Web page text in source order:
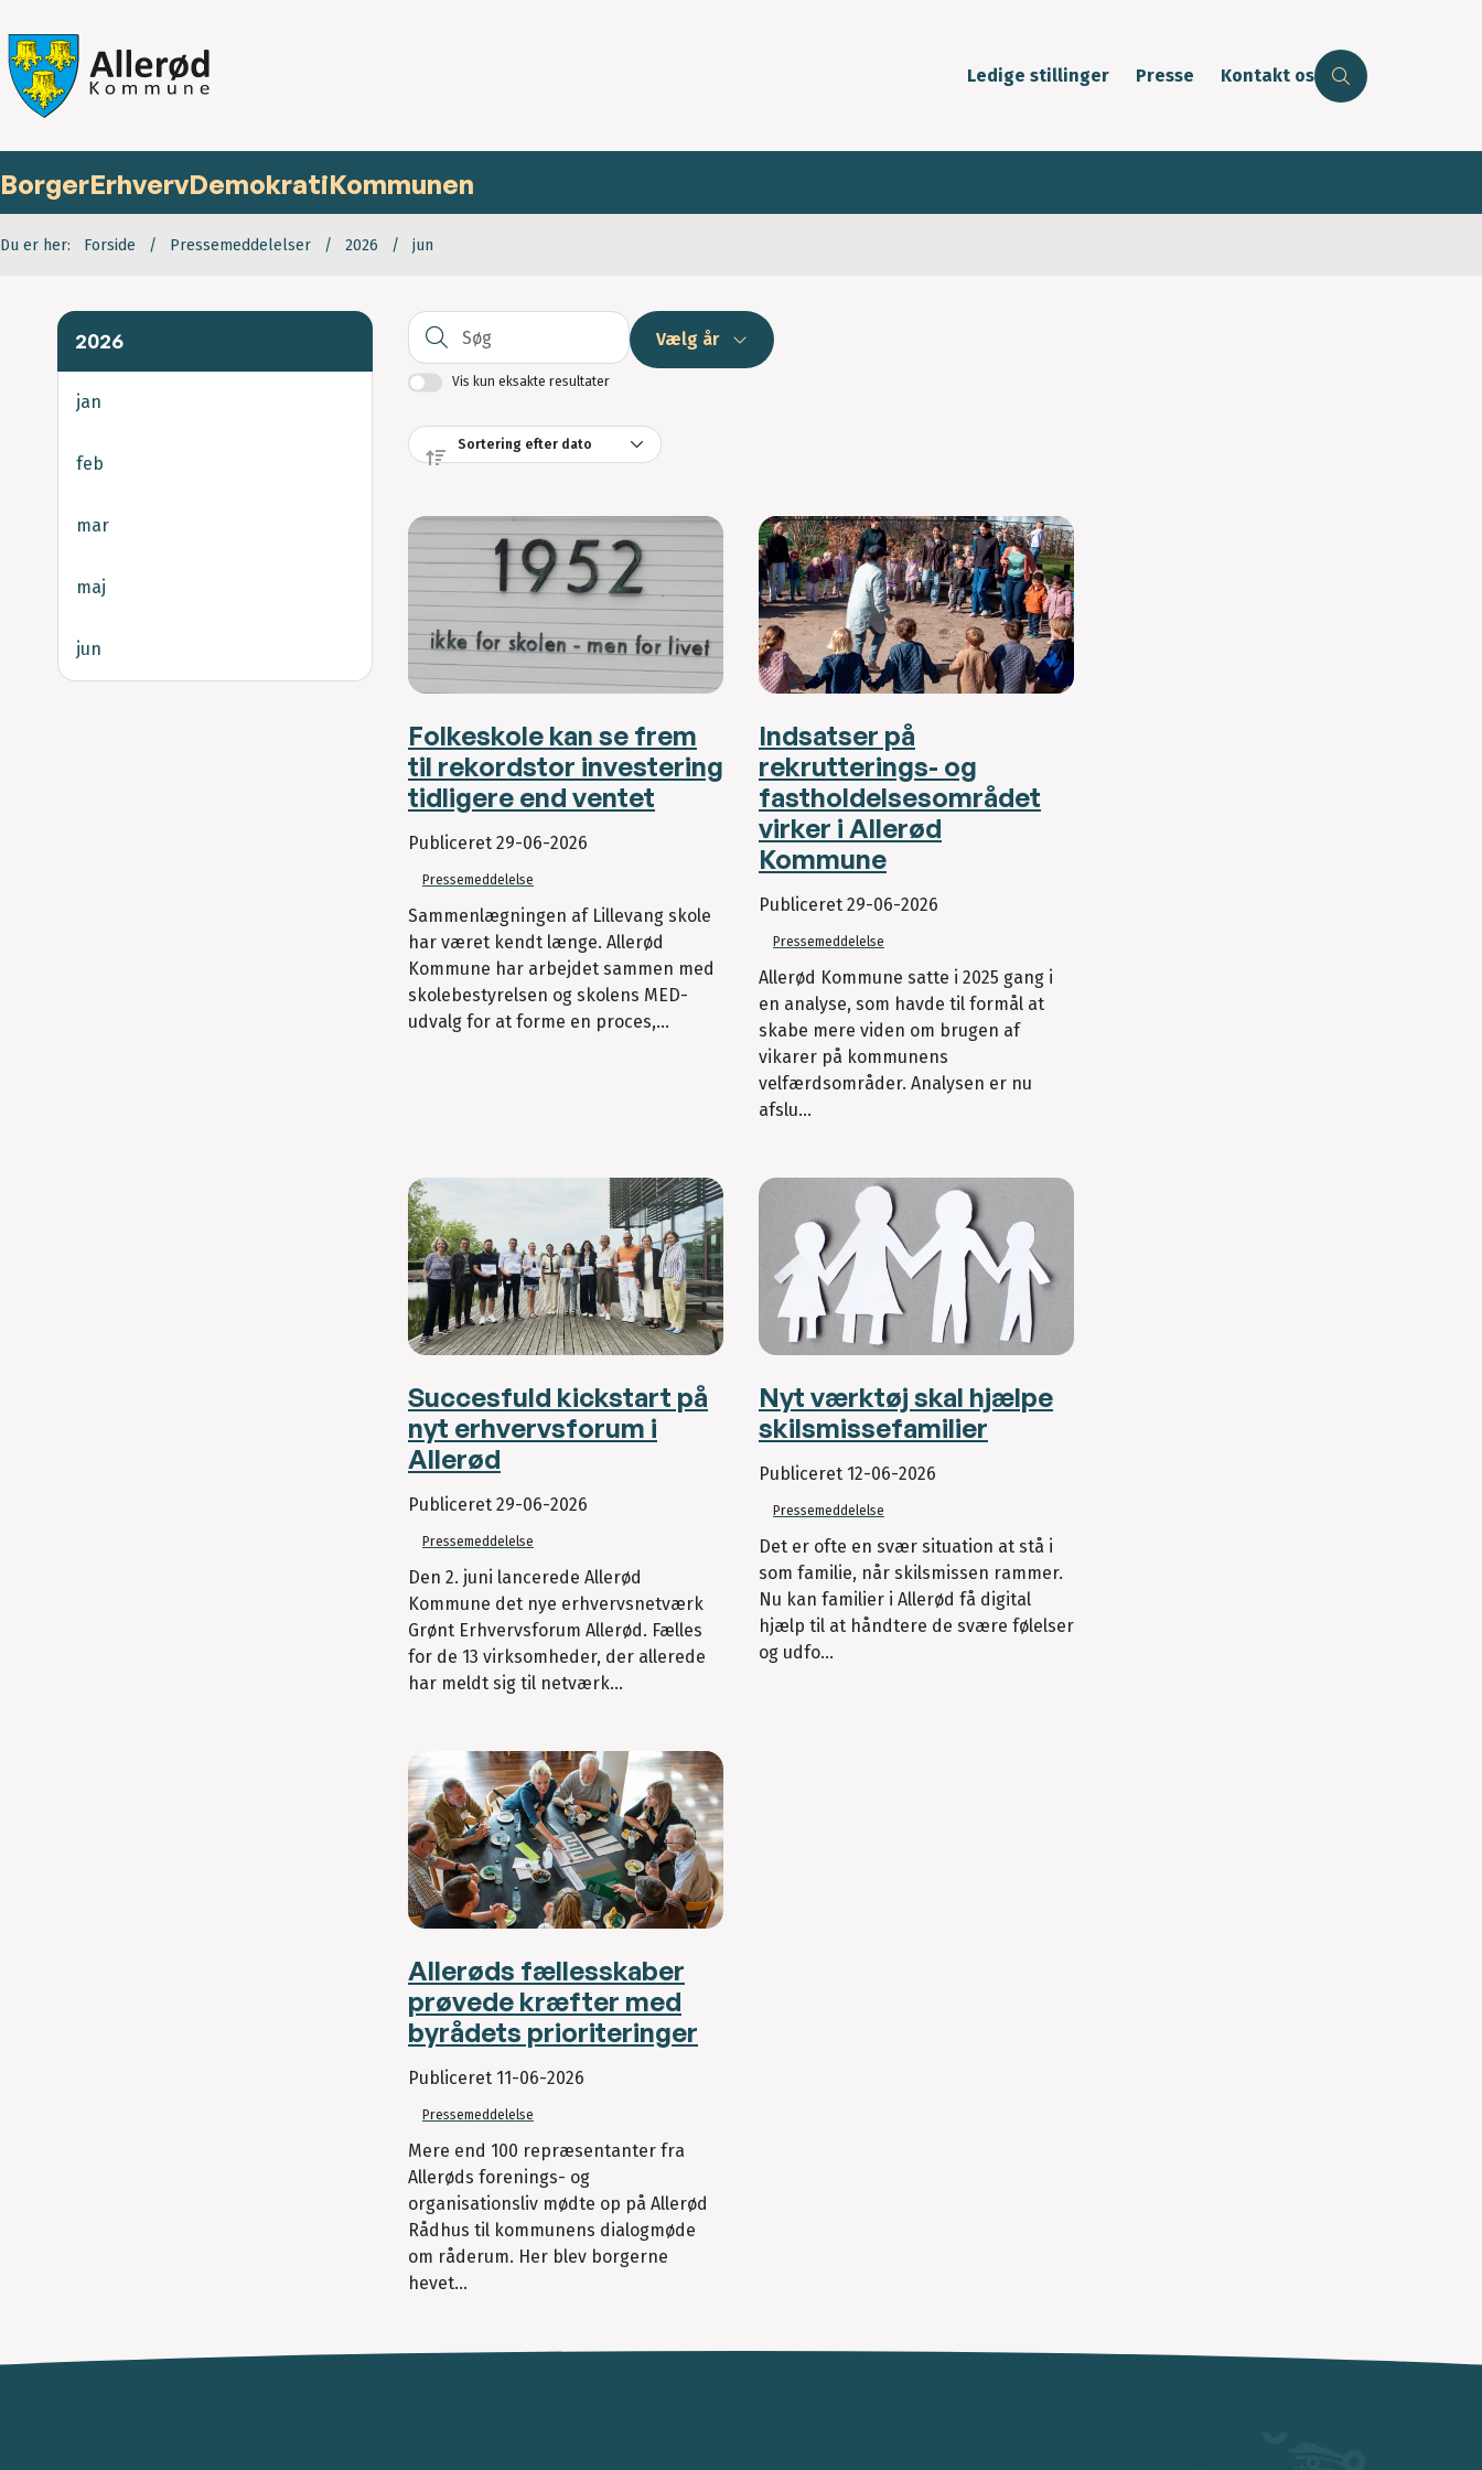
Ledige stillinger Presse Kontakt os
BorgerErhvervDemokratiKommunen
Du er her: Forside Pressemeddelelser 2026 jun
2026
jan
feb
mar
maj
jun
Søg
Vis kun eksakte resultater
Vælg år
Folkeskole kan se frem
til rekordstor investering
tidligere end ventet
Publiceret 29-06-2026
Pressemeddelelse
Sammenlægningen af Lillevang skole
har været kendt længe. Allerød
Kommune har arbejdet sammen med
skolebestyrelsen og skolens MED-
udvalg for at forme en proces,...
Indsatser på
rekrutterings- og
fastholdelsesområdet
virker i Allerød
Kommune
Publiceret 29-06-2026
Pressemeddelelse
Allerød Kommune satte i 2025 gang i
en analyse, som havde til formål at
skabe mere viden om brugen af
vikarer på kommunens
velfærdsområder. Analysen er nu
afslu...
Succesfuld kickstart på
nyt erhvervsforum i
Allerød
Publiceret 29-06-2026
Pressemeddelelse
Den 2. juni lancerede Allerød
Kommune det nye erhvervsnetværk
Grønt Erhvervsforum Allerød. Fælles
for de 13 virksomheder, der allerede
har meldt sig til netværk...
Nyt værktøj skal hjælpe
skilsmissefamilier
Publiceret 12-06-2026
Pressemeddelelse
Det er ofte en svær situation at stå i
som familie, når skilsmissen rammer.
Nu kan familier i Allerød få digital
hjælp til at håndtere de svære følelser
og udfo...
Allerøds fællesskaber
prøvede kræfter med
byrådets prioriteringer
Publiceret 11-06-2026
Pressemeddelelse
Mere end 100 repræsentanter fra
Allerøds forenings- og
organisationsliv mødte op på Allerød
Rådhus til kommunens dialogmøde
om råderum. Her blev borgerne
hevet...